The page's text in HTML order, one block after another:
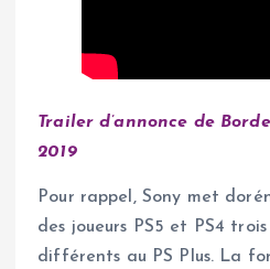
Trailer d’annonce de
2019
Pour rappel, Sony met
des joueurs PS5 et PS4
différents au PS Plus. La